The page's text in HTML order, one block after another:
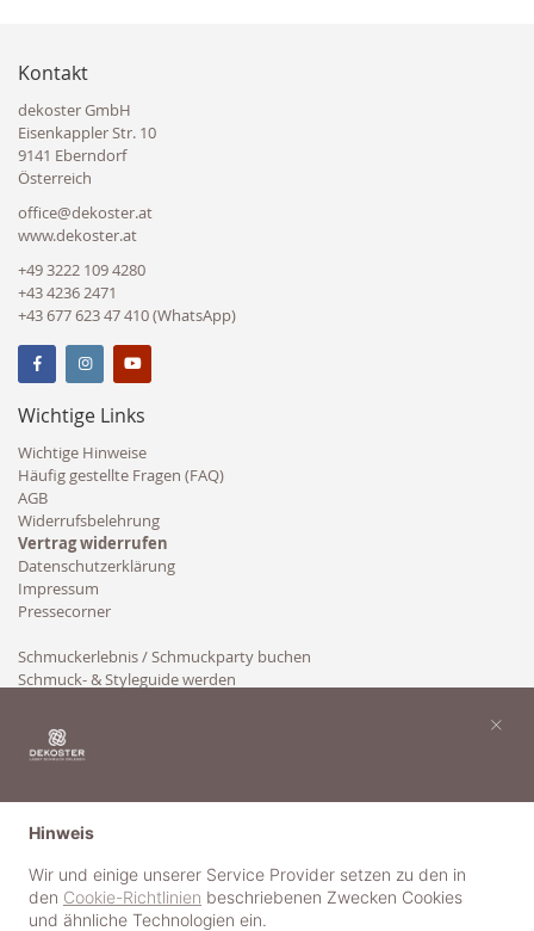
Kontakt
dekoster GmbH
Eisenkappler Str. 10
9141 Eberndorf
Österreich
office@dekoster.at
www.dekoster.at
+49 3222 109 4280
+43 4236 2471
+43 677 623 47 410 (WhatsApp)
Wichtige Links
Wichtige Hinweise
Häufig gestellte Fragen (FAQ)
AGB
Widerrufsbelehrung
Vertrag widerrufen
Datenschutzerklärung
Impressum
Pressecorner
Schmuckerlebnis / Schmuckparty buchen
Schmuck- & Styleguide werden
Hinweis
Wir und einige unserer Service Provider setzen zu den in
den Cookie-Richtlinien beschriebenen Zwecken Cookies
und ähnliche Technologien ein.
×